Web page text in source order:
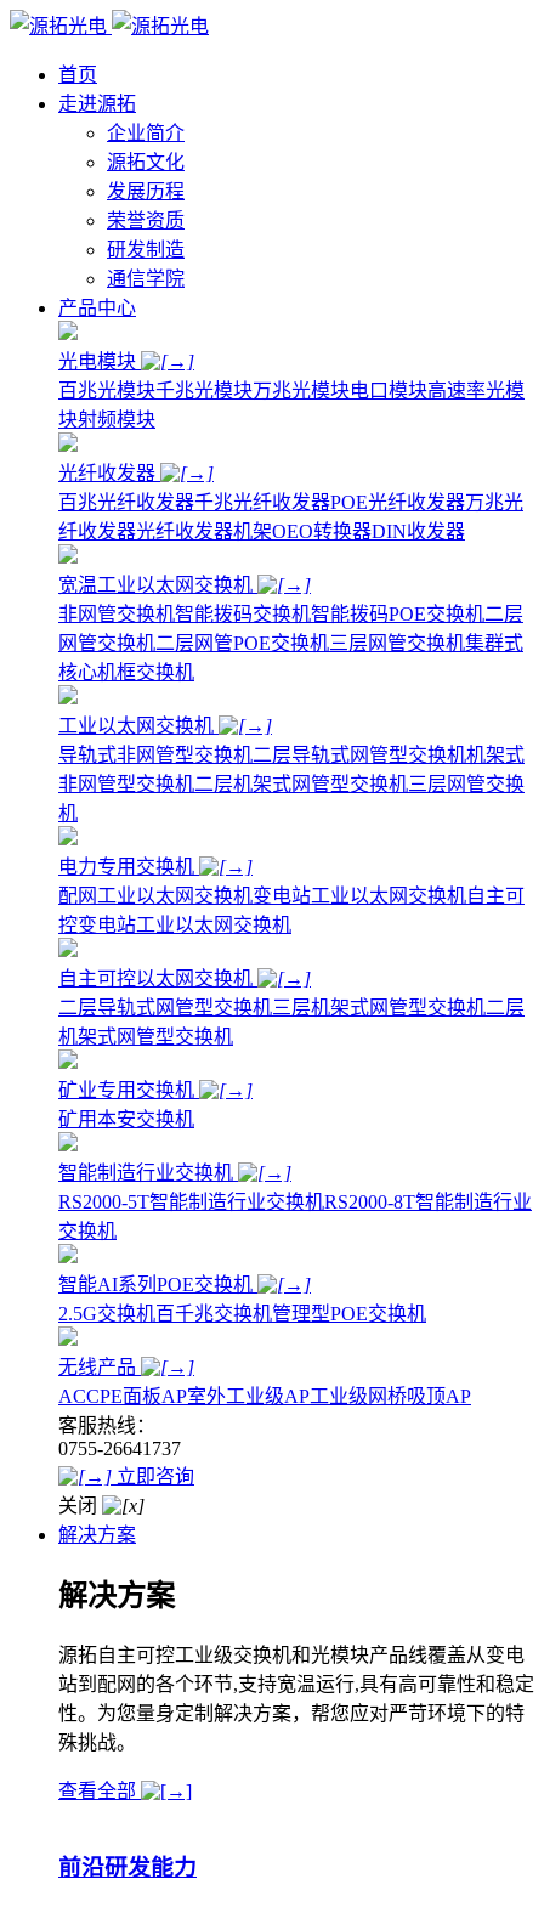
首页
走进源拓
企业简介
源拓文化
发展历程
荣誉资质
研发制造
通信学院
产品中心
光电模块
百兆光模块千兆光模块万兆光模块电口模块高速率光模
块射频模块
光纤收发器
百兆光纤收发器千兆光纤收发器POE光纤收发器万兆光
纤收发器光纤收发器机架OEO转换器DIN收发器
宽温工业以太网交换机
非网管交换机智能拨码交换机智能拨码POE交换机二层
网管交换机二层网管POE交换机三层网管交换机集群式
核心机框交换机
工业以太网交换机
导轨式非网管型交换机二层导轨式网管型交换机机架式
非网管型交换机二层机架式网管型交换机三层网管交换
机
电力专用交换机
配网工业以太网交换机变电站工业以太网交换机自主可
控变电站工业以太网交换机
自主可控以太网交换机
二层导轨式网管型交换机三层机架式网管型交换机二层
机架式网管型交换机
矿业专用交换机
矿用本安交换机
智能制造行业交换机
RS2000-5T智能制造行业交换机RS2000-8T智能制造行业
交换机
智能AI系列POE交换机
2.5G交换机百千兆交换机管理型POE交换机
无线产品
ACCPE面板AP室外工业级AP工业级网桥吸顶AP
客服热线：
0755-26641737
立即咨询
关闭
解决方案
解决方案
源拓自主可控工业级交换机和光模块产品线覆盖从变电
站到配网的各个环节,支持宽温运行,具有高可靠性和稳定
性。为您量身定制解决方案，帮您应对严苛环境下的特
殊挑战。
查看全部
前沿研发能力